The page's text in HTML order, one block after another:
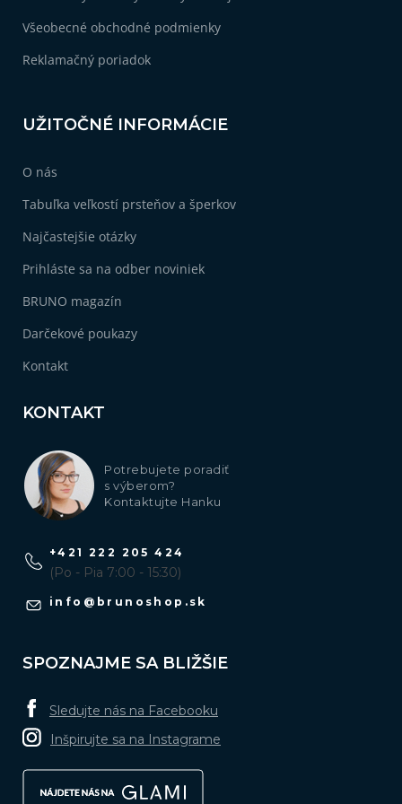
Všeobecné obchodné podmienky
Reklamačný poriadok
UŽITOČNÉ INFORMÁCIE
O nás
Tabuľka veľkostí prsteňov a šperkov
Najčastejšie otázky
Prihláste sa na odber noviniek
BRUNO magazín
Darčekové poukazy
Kontakt
KONTAKT
Potrebujete poradiť
s výberom?
Kontaktujte Hanku
info @ brunoshop.sk
+421 222 205 424
(Po - Pia 7:00 - 15:30)
SPOZNAJME SA BLIŽŠIE
Sledujte nás na Facebooku
Inšpirujte sa na Instagrame